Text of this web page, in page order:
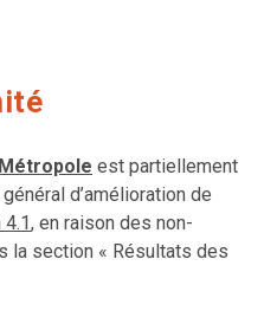
est partiellement
d’amélioration de
4.1, en raison des non-
la section « Résultats des